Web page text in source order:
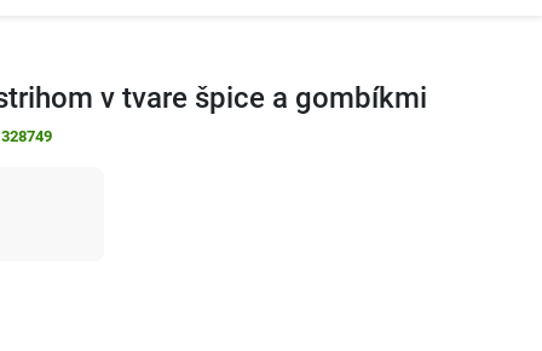
v tvare špice a gombíkmi
328749